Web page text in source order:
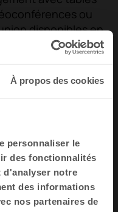
À propos des cookies
personnaliser le
des fonctionnalités
d'analyser notre
des informations
nos partenaires de
ou
disponibles en